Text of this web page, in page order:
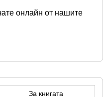
онлайн от нашите
За книгата